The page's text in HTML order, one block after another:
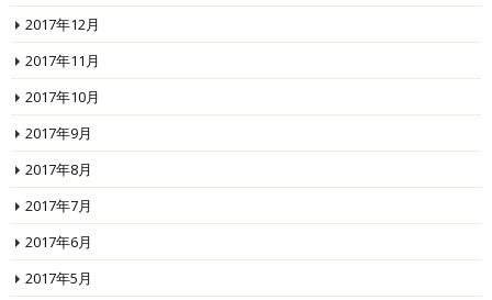
2017年12月
2017年11月
2017年10月
2017年9月
2017年8月
2017年7月
2017年6月
2017年5月